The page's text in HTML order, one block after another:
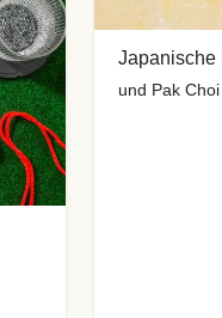
Japanische
und Pak